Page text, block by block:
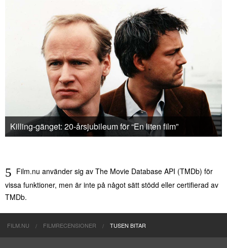
Killing-gänget: 20-årsjubileum för “En liten film”
Film.nu använder sig av The Movie Database API (TMDb) för
vissa funktioner, men är inte på något sätt stödd eller certifierad av
TMDb.
FILM.NU FILMRECENSIONER TUSEN BITAR